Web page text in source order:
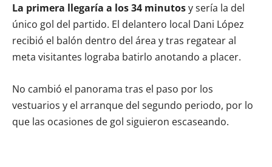
La primera llegaría a los 34 minutosy sería la del
único gol del partido. El delantero local Dani López
recibió el balón dentro del área y tras regatear al
meta visitantes lograba batirlo anotando a placer.
No cambió el panorama tras el paso por los
vestuarios y el arranque del segundo periodo, por lo
que las ocasiones de gol siguieron escaseando.